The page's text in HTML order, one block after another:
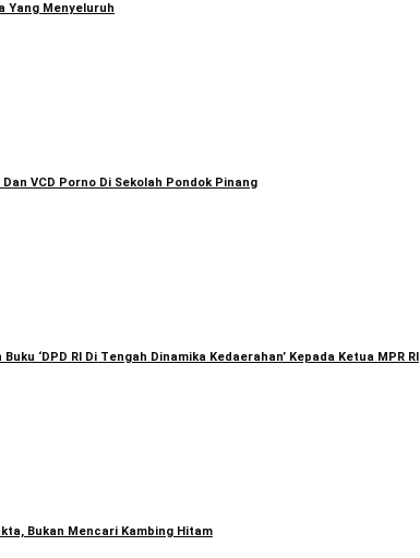
Yang Menyeluruh
VCD Porno Di Sekolah Pondok Pinang
‘DPD RI Di Tengah Dinamika Kedaerahan’ Kepada Ketua MPR RI
Bukan Mencari Kambing Hitam